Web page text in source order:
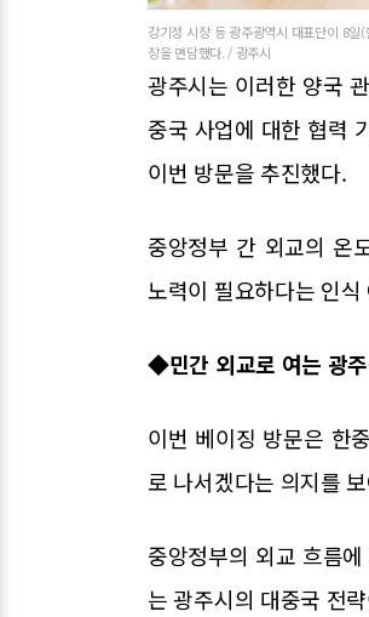
강기정 시장 등 광주광역시 대표단이 8
장을 면담했다. / 광주시
광주시는 이러한 양국
중국 사업에 대한 협력
이번 방문을 추진했다.
중앙정부 간 외교의 온
노력이 필요하다는 인
◆민간 외교로 여는 광
이번 베이징 방문은 한
로 나서겠다는 의지를
중앙정부의 외교 흐름
는 광주시의 대중국 전